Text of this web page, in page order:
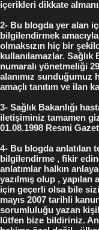
içerikleri dikkate
2- Bu blogda yer alan
bilgilendirmek
olmaksızın hiç bir
kullanılamazlar. Sağlık
numaralı yönetmeliği
alanımız
amaçlı tanıtım ve ilan
3- Sağlık Bakanlığı
iletişiminiz tamamen
01.08.1998 Resmi
4- Bu blogda anlatılan
bilgilendirme , fikir
anlatımlar halkın
yazılmış olup ,
için geçerli olsa bile
mayıs 2007 tarihli
sorumluluğu yazan
lütfen bize bildiriniz.